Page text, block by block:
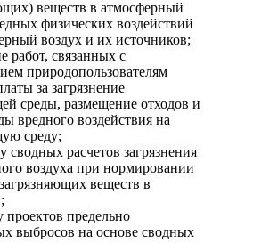
веществ в атмосферный
физических воздействий
воздух и их источников;
работ, связанных с
природопользователям
за загрязнение
среды, размещение отходов и
вредного воздействия на
среду;
сводных расчетов загрязнения
воздуха при нормировании
веществ в
проектов предельно
выбросов на основе сводных